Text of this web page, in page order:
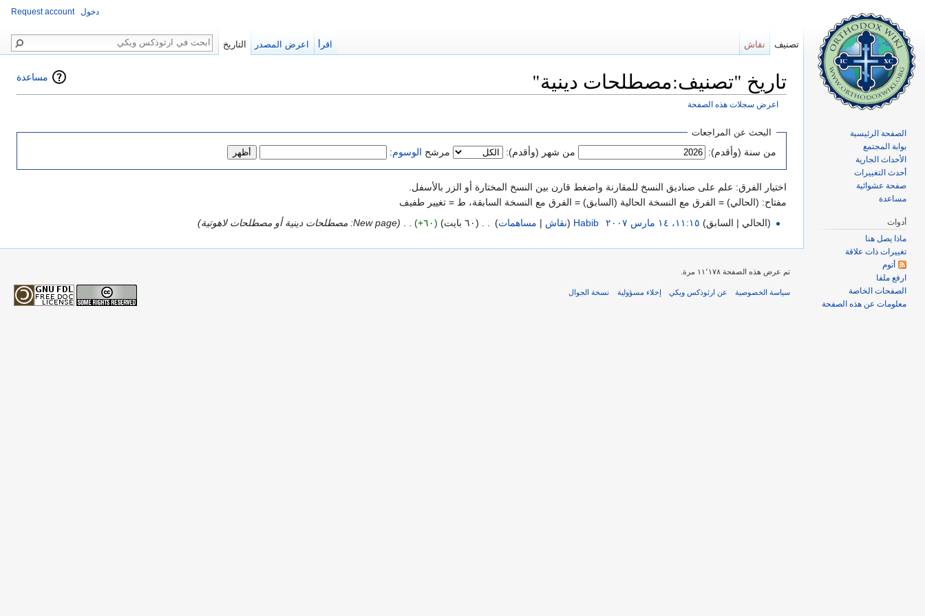
مساعدة تاريخ "تصنيف:مصطلحات دينية"
اعرض سجلات هذه الصفحة
البحث عن المراجعات
من سنة (وأقدم): من شهر (وأقدم): مرشح الوسوم:
اختيار الفرق: علم على صناديق النسخ للمقارنة واضغط قارن بين النسخ المختارة أو الزر بالأسفل.
مفتاح: (الحالي) = الفرق مع النسخة الحالية (السابق) = الفرق مع النسخة السابقة، ط = تغيير طفيف
(الحالي | السابق) ١١:١٥، ١٤ مارس ٢٠٠٧ Habib
(نقاش | مساهمات) (٦٠ بايت) (+٦٠) ‏ (New page: مصطلحات دينية أو مصطلحات لاهوتية)
Request account دخول
نقاش تصنيف
بحث
التاريخ اعرض المصدر اقرأ
الصفحة الرئيسية
بوابة المجتمع
الأحداث الجارية
أحدث التغييرات
صفحة عشوائية
مساعدة
أدوات
ماذا يصل هنا
تغييرات ذات علاقة
أتوم
ارفع ملفا
الصفحات الخاصة
معلومات عن هذه الصفحة
تم عرض هذه الصفحة ١١٬١٧٨ مرة.
سياسة الخصوصية عن ارثوذكس ويكي إخلاء مسؤولية نسخة الجوال